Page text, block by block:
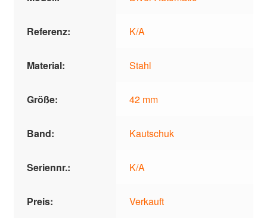
Referenz: K/A
Material: Stahl
Größe: 42 mm
Band: Kautschuk
Seriennr.: K/A
Preis: Verkauft